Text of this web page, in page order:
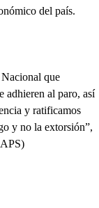
del país.
que
adhieren al paro, así
y ratificamos
y no la extorsión”,